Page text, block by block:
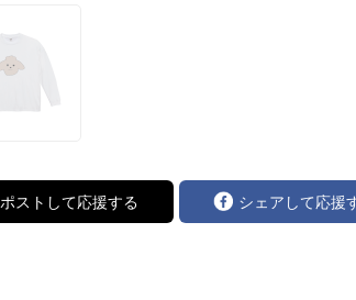
ポストして応援する シェアして応援